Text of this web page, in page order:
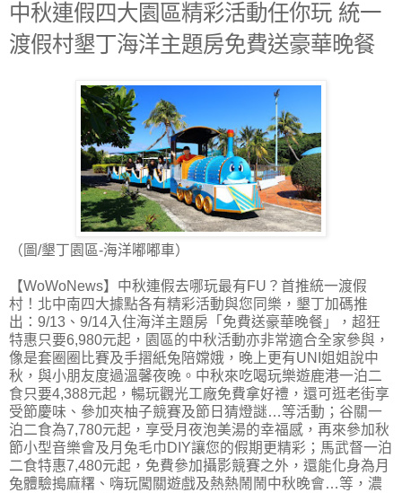
中秋連假四大園區精彩活動任你玩 統一
渡假村墾丁海洋主題房免費送豪華晚餐
（圖/墾丁園區-海洋嘟嘟車）
【WoWoNews】中秋連假去哪玩最有FU？首推統一渡假
村！北中南四大據點各有精彩活動與您同樂，墾丁加碼推
出：9/13、9/14入住海洋主題房「免費送豪華晚餐」，超狂
特惠只要6,980元起，園區的中秋活動亦非常適合全家參與，
像是套圈圈比賽及手摺紙兔陪嫦娥，晚上更有UNI姐姐說中
秋，與小朋友度過溫馨夜晚。中秋來吃喝玩樂遊鹿港一泊二
食只要4,388元起，暢玩觀光工廠免費拿好禮，還可逛老街享
受節慶味、參加夾柚子競賽及節日猜燈謎…等活動；谷關一
泊二食為7,780元起，享受月夜泡美湯的幸福感，再來參加秋
節小型音樂會及月兔毛巾DIY讓您的假期更精彩；馬武督一泊
二食特惠7,480元起，免費參加攝影競賽之外，還能化身為月
兔體驗搗麻糬、嗨玩闖關遊戲及熱熱鬧鬧中秋晚會…等，濃